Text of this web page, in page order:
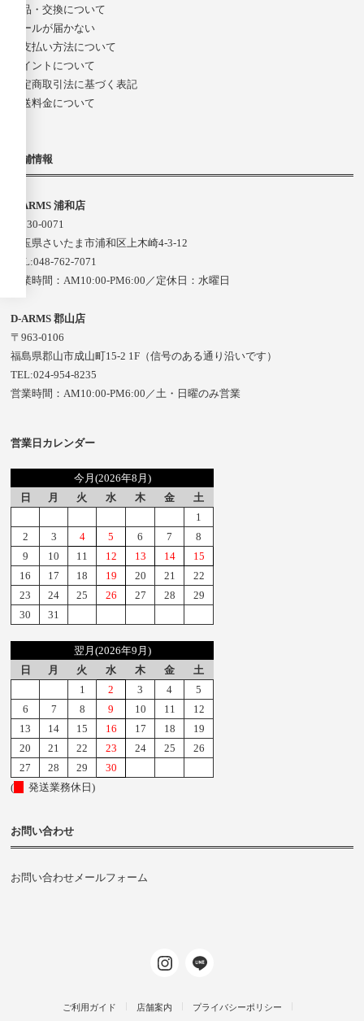
返品・交換について
メールが届かない
お支払い方法について
ポイントについて
特定商取引法に基づく表記
配送料金について
店舗情報
D-ARMS 浦和店
〒330-0071
埼玉県さいたま市浦和区上木崎4-3-12
TEL:048-762-7071
営業時間：AM10:00-PM6:00／定休日：水曜日
D-ARMS 郡山店
〒963-0106
福島県郡山市成山町15-2 1F（信号のある通り沿いです）
TEL:024-954-8235
営業時間：AM10:00-PM6:00／土・日曜のみ営業
営業日カレンダー
今月(2026年8月)
日
月 火 水 木 金
土
1
2
3 4 5 6 7
8
9
10 11 12 13 14
15
16
17 18 19 20 21
22
23
24 25 26 27 28
29
30
31
翌月(2026年9月)
日
月 火 水 木 金
土
1
2 3 4
5
6
7 8 9 10 11
12
13
14 15 16 17 18
19
20
21 22 23 24 25
26
27
28 29
30
(
発送業務休日)
お問い合わせ
お問い合わせメールフォーム
ご利用ガイド 店舗案内 プライバシーポリシー